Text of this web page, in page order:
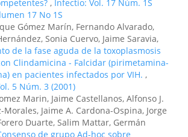
, Infectio: Vol. 17 Núm. 1S
17 No 1S
Gómez Marín, Fernando Alvarado,
Sonia Cuervo, Jaime Saravia,
de la fase aguda de la toxoplasmosis
Clindamicina - Falcidar (pirimetamina-
en pacientes infectados por VIH. ,
5 Núm. 3 (2001)
Marin, Jaime Castellanos, Alfonso J.
Morales, Jaime A. Cardona-Ospina, Jorge
Duarte, Salim Mattar, Germán
de grupo Ad-hoc sobre